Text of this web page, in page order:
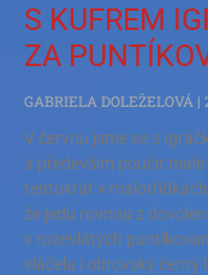
S KUFREM
ZA
GABRIELA DOLEŽELOVÁ
V červnu jsme se s
a především poučit
tentokrát v
že jedu rovnou z
v rozevlátých
vláčela i obrovský černý